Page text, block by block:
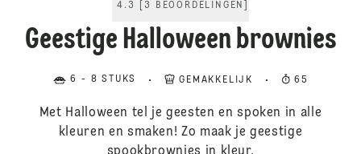
4.3 [3 BEOORDELINGEN
Geestige Halloween brownies
6 - 8 STUKS GEMAKKELIJK 65
Met Halloween tel je geesten en spoken in alle
kleuren en smaken! Zo maak je geestige